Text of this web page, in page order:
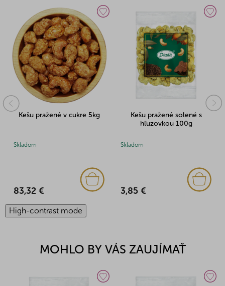
Kešu pražené v cukre 5kg
Skladom
83,32 €
Kešu pražené solené s
hľuzovkou 100g
Skladom
3,85 €
High-contrast mode
MOHLO BY VÁS ZAUJÍMAŤ